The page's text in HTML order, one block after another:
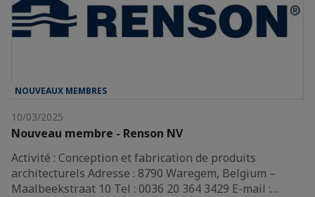
NOUVEAUX MEMBRES
10/03/2025
Nouveau membre - Renson NV
Activité : Conception et fabrication de produits
architecturels Adresse : 8790 Waregem, Belgium –
Maalbeekstraat 10 Tel : 0036 20 364 3429 E-mail :…